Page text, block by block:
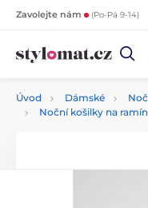
Zavolejte nám (Po-Pá 9-14)
Úvod Dámské
Noční košilky na